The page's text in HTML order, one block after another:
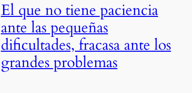
El que no tiene paciencia
ante las pequeñas
dificultades, fracasa ante los
grandes problemas